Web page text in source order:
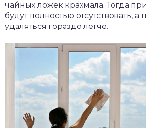
чайных ложек крахмала. Тогда
будут полностью отсутствовать, а
удаляться гораздо легче.